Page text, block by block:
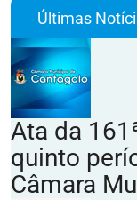
Últimas
Ata da
quinto
Câmara